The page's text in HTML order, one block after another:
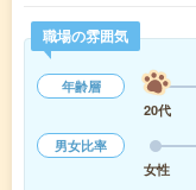
職場の雰囲気
年齢層
20代
男女比率
女性